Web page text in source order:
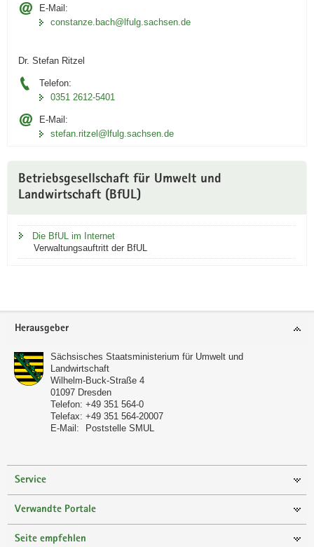
E-Mail:
constanze.bach@lfulg.sachsen.de
Dr. Stefan Ritzel
Telefon:
0351 2612-5401
E-Mail:
stefan.ritzel@lfulg.sachsen.de
Betriebsgesellschaft für Umwelt und
Landwirtschaft (BfUL)
Die BfUL im Internet
Verwaltungsauftritt der BfUL
Footer-
Herausgeber
Sächsisches Staatsministerium für Umwelt und
Landwirtschaft
Wilhelm-Buck-Straße 4
01097 Dresden
Telefon: +49 351 564-0
Telefax: +49 351 564-20007
E-Mail:
Poststelle SMUL
Service
Verwandte Portale
Seite empfehlen